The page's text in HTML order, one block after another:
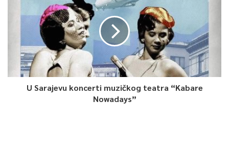
U Sarajevu koncerti muzičkog teatra “Kabare
Nowadays”